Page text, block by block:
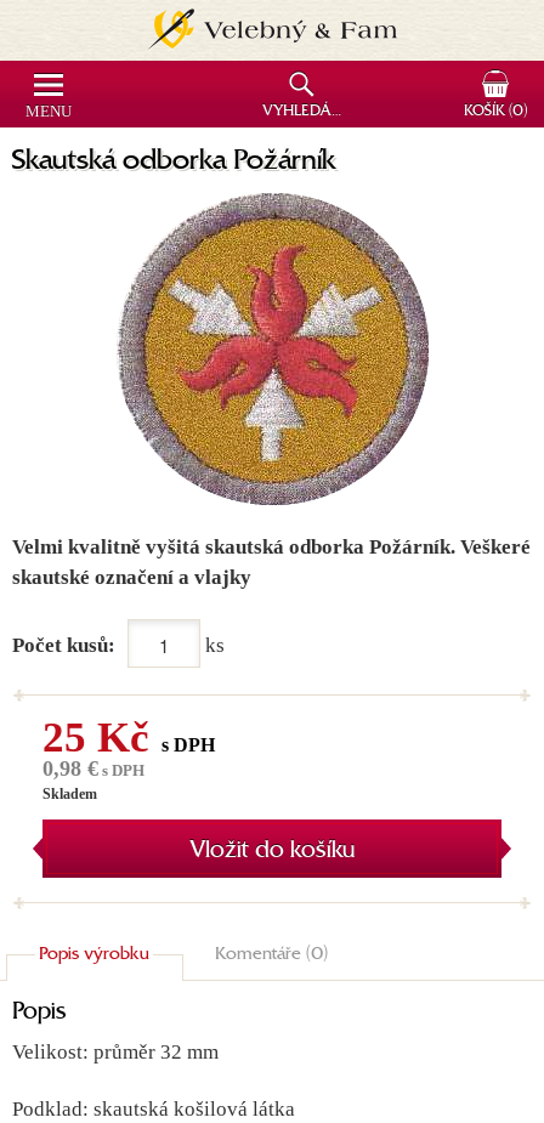
Skautská odborka Požárník
Velmi kvalitně vyšitá skautská odborka Požárník. Veškeré
skautské označení a vlajky
Počet kusů: ks
25 Kč s DPH
0,98 € s DPH
Skladem
Vložit do košíku
Popis výrobku Komentáře (0)
Popis
Velikost: průměr 32 mm
Podklad: skautská košilová látka
MENU VYHLEDÁVÁNÍ KOŠÍK(0)